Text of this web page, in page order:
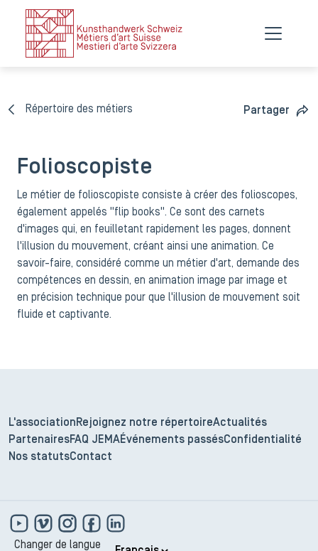
Répertoire des métiers Partager
Folioscopiste
Le métier de folioscopiste consiste à créer des folioscopes,
également appelés "flip books". Ce sont des carnets
d'images qui, en feuilletant rapidement les pages, donnent
l'illusion du mouvement, créant ainsi une animation. Ce
savoir-faire, considéré comme un métier d'art, demande des
compétences en dessin, en animation image par image et
en précision technique pour que l'illusion de mouvement soit
fluide et captivante​.
L'association Rejoignez notre répertoireActualités
PartenairesFAQ JEMAÉvénements passésConfidentialité
Nos statutsContact
Changer de langue